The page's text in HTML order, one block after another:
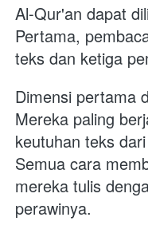
Al-Qur'an dapat
Pertama,
teks dan ketiga
Dimensi pertama
Mereka paling
keutuhan teks
Semua cara
mereka tulis
perawinya.